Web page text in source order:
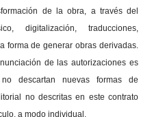
de la obra, a través del
digitalización, traducciones,
forma de generar obras derivadas.
de las autorizaciones es
descartan nuevas formas de
no descritas en este contrato
a modo individual.